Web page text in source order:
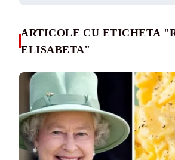
ARTICOLE CU ETICHETA
ELISABETA"